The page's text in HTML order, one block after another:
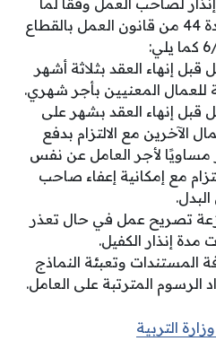
ورد في نص المادة 44 من قانون العمل بالقطاع
إنهاء العقد بثلاثة أشهر
للعمال المعنيين بأجر شهري.
قبل إنهاء العقد بشهر على
الآخرين مع الالتزام بدفع
مساويًا لأجر العامل عن نفس
مع إمكانية إعفاء صاحب
تصريح عمل في حال تعذر
مدة إنذار الكفيل.
المستندات وتعبئة النماذج
الرسوم المترتبة على العامل.
التربية